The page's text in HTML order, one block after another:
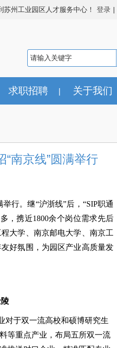
苏州工业园区人才服务中心！ 登录 |
求职招聘 关于我们
南京线”圆满举行
行。继“沪浙线”后，“SIP职通
，携近1800余个岗位需求先后
大学、南京邮电大学、南京工
好氛围，为园区产业高质量发
对于双一流高校和硕博研究生
等重点产业，布局五所双一流